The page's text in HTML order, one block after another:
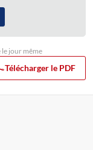
le jour même
Télécharger le PDF